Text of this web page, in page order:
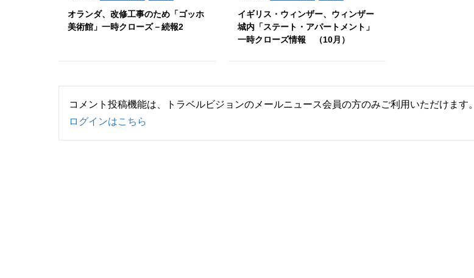
オランダ、改修工事のため「ゴッホ
美術館」一時クローズ－続報2
イギリス・ウィンザー、ウィンザー
城内「ステート・アパートメント」
一時クローズ情報 （10月）
コメント投稿機能は、トラベルビジョンのメールニュース会員の方のみご利用いただけます。
ログインはこちら